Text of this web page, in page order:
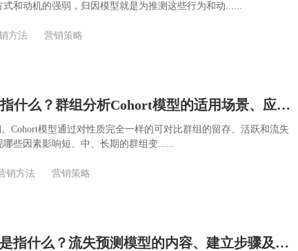
和动机的强弱，归因模型就是为推测这些行为和动......
方法 营销策略
Cohort模型是指什么？群组分析Cohort模型的适用场景、应用及案例
Cohort模型通过对性质完全一样的可对比群组的留存、活跃和流失
些因素影响短、中、长期的群组变......
销方法 营销策略
流失预测模型是指什么？流失预测模型的内容、建立步骤及作用